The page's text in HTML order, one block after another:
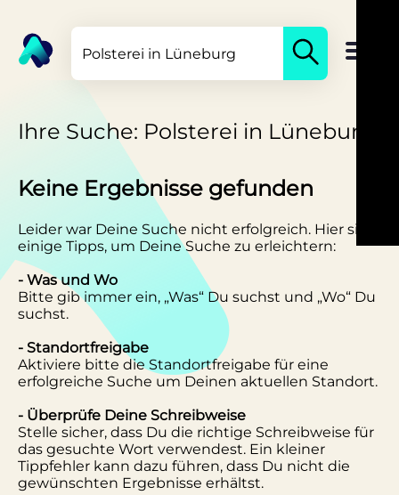
Ihre Suche: Polsterei in Lüneburg
Keine Ergebnisse gefunden
Leider war Deine Suche nicht erfolgreich. Hier sind
einige Tipps, um Deine Suche zu erleichtern:
- Was und Wo
Bitte gib immer ein, „Was“ Du suchst und „Wo“ Du
suchst.
- Standortfreigabe
Aktiviere bitte die Standortfreigabe für eine
erfolgreiche Suche um Deinen aktuellen Standort.
- Überprüfe Deine Schreibweise
Stelle sicher, dass Du die richtige Schreibweise für
das gesuchte Wort verwendest. Ein kleiner
Tippfehler kann dazu führen, dass Du nicht die
gewünschten Ergebnisse erhältst.